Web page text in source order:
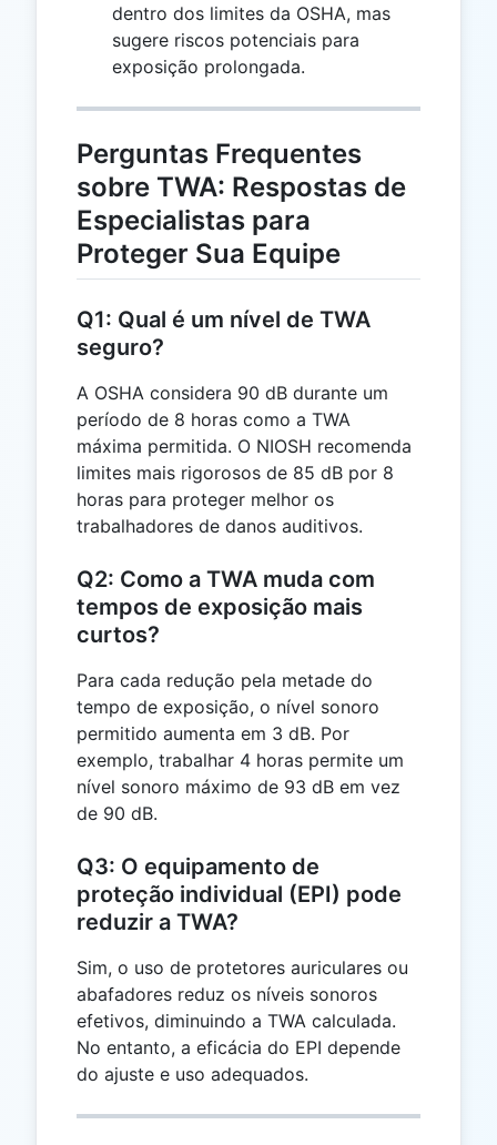
dentro dos limites da OSHA, mas
sugere riscos potenciais para
exposição prolongada.
Perguntas Frequentes
sobre TWA: Respostas de
Especialistas para
Proteger Sua Equipe
Q1: Qual é um nível de TWA
seguro?
A OSHA considera 90 dB durante um
período de 8 horas como a TWA
máxima permitida. O NIOSH recomenda
limites mais rigorosos de 85 dB por 8
horas para proteger melhor os
trabalhadores de danos auditivos.
Q2: Como a TWA muda com
tempos de exposição mais
curtos?
Para cada redução pela metade do
tempo de exposição, o nível sonoro
permitido aumenta em 3 dB. Por
exemplo, trabalhar 4 horas permite um
nível sonoro máximo de 93 dB em vez
de 90 dB.
Q3: O equipamento de
proteção individual (EPI) pode
reduzir a TWA?
Sim, o uso de protetores auriculares ou
abafadores reduz os níveis sonoros
efetivos, diminuindo a TWA calculada.
No entanto, a eficácia do EPI depende
do ajuste e uso adequados.